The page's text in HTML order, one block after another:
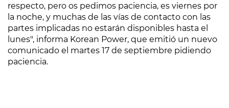
respecto, pero os pedimos paciencia, es viernes por
la noche, y muchas de las vías de contacto con las
partes implicadas no estarán disponibles hasta el
lunes", informa Korean Power, que emitió un nuevo
comunicado el martes 17 de septiembre pidiendo
paciencia.